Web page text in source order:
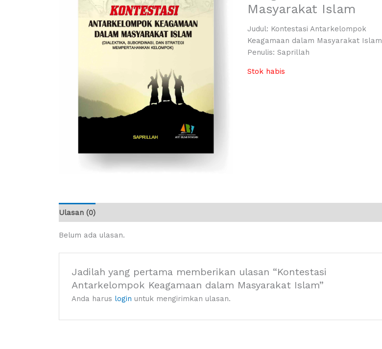
Masyarakat Islam
Judul: Kontestasi Antarkelompok
Keagamaan dalam Masyarakat Islam
Penulis: Saprillah
Stok habis
Ulasan (0)
Belum ada ulasan.
Jadilah yang pertama memberikan ulasan “Kontestasi
Antarkelompok Keagamaan dalam Masyarakat Islam”
Anda harus login untuk mengirimkan ulasan.